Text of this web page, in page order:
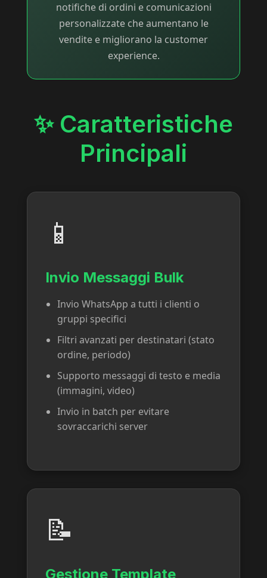
notifiche di ordini e comunicazioni
personalizzate che aumentano le
vendite e migliorano la customer
experience.
✨ Caratteristiche
Principali
📱
Invio Messaggi Bulk
Invio WhatsApp a tutti i clienti o
gruppi specifici
Filtri avanzati per destinatari (stato
ordine, periodo)
Supporto messaggi di testo e media
(immagini, video)
Invio in batch per evitare
sovraccarichi server
📝
Gestione Template